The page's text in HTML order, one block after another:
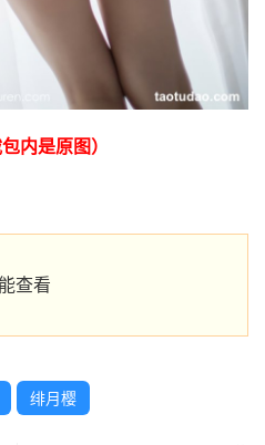
内是原图）
查看
绯月樱